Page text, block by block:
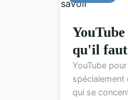
qu'il
YouTube
spécialement
qui se